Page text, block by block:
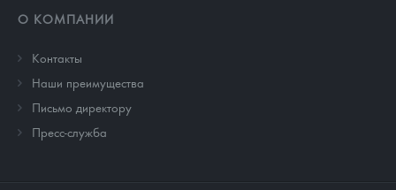
О КОМПАНИИ
Контакты
Наши преимущества
Письмо директору
Пресс-служба